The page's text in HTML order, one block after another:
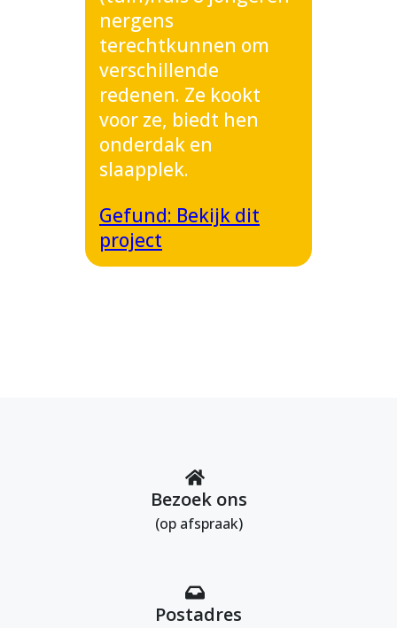
nergens
terechtkunnen om
verschillende
redenen. Ze kookt
voor ze, biedt hen
onderdak en
slaapplek.
Gefund: Bekijk dit
project
Bezoek ons
(op afspraak)
Postadres